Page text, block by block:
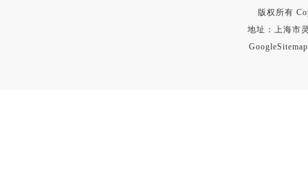
版权所有
地址：上海市
GoogleSitemap